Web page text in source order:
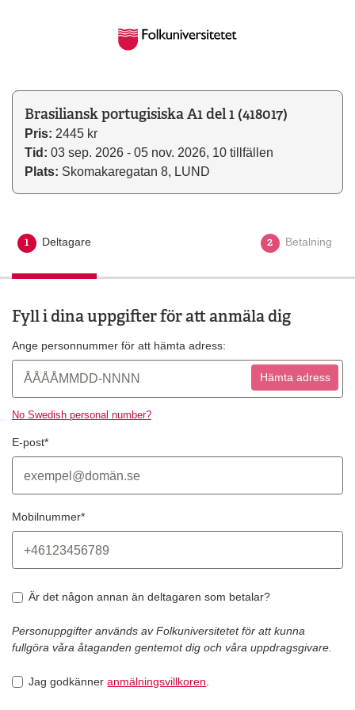
Brasiliansk portugisiska A1 del 1 (418017)
Pris: 2445 kr
Tid: 03 sep. 2026 - 05 nov. 2026, 10 tillfällen
Plats: Skomakaregatan 8, LUND
1 Aktuellt steg
Deltagare 2 Betalning
Fyll i dina uppgifter för att anmäla dig
Ange personnummer för att hämta adress:
Hämta adress
No Swedish personal number?
E-post*
Mobilnummer*
Är det någon annan än deltagaren som betalar?
Personuppgifter används av Folkuniversitetet för att kunna
fullgöra våra åtaganden gentemot dig och våra uppdragsgivare.
Jag godkänneranmälningsvillkoren